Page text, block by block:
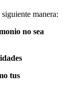
manera:
no sea
tus